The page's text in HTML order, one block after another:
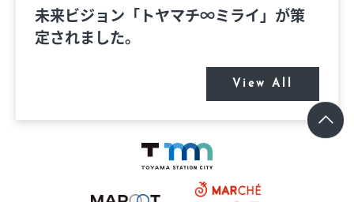
未来ビジョン「トヤマチ∞ミライ」が策
定されました。
View All